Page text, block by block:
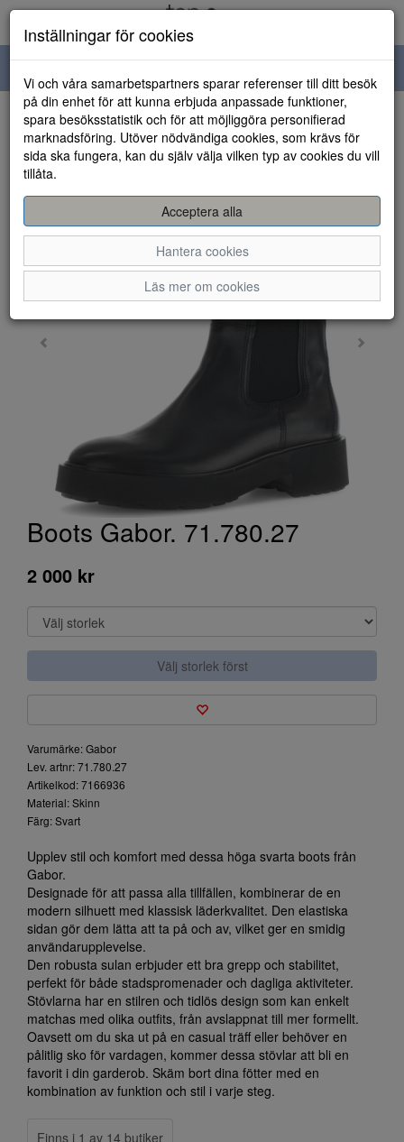
navigation
HEM
Boots Gabor. 71.780.27
2 000 kr
Välj storlek först
Varumärke: Gabor
Lev. artnr: 71.780.27
Artikelkod: 7166936
Material: Skinn
Färg: Svart
Upplev stil och komfort med dessa höga svarta boots från
Gabor.
Designade för att passa alla tillfällen, kombinerar de en
modern silhuett med klassisk läderkvalitet. Den elastiska
sidan gör dem lätta att ta på och av, vilket ger en smidig
användarupplevelse.
Den robusta sulan erbjuder ett bra grepp och stabilitet,
perfekt för både stadspromenader och dagliga aktiviteter.
Stövlarna har en stilren och tidlös design som kan enkelt
matchas med olika outfits, från avslappnat till mer formellt.
Oavsett om du ska ut på en casual träff eller behöver en
pålitlig sko för vardagen, kommer dessa stövlar att bli en
favorit i din garderob. Skäm bort dina fötter med en
kombination av funktion och stil i varje steg.
Finns i 1 av 14 butiker
Inställningar för cookies
Vi och våra samarbetspartners sparar referenser till ditt besök
på din enhet för att kunna erbjuda anpassade funktioner,
spara besöksstatistik och för att möjliggöra personifierad
marknadsföring. Utöver nödvändiga cookies, som krävs för
sida ska fungera, kan du själv välja vilken typ av cookies du vill
tillåta.
Acceptera alla
Hantera cookies
Läs mer om cookies